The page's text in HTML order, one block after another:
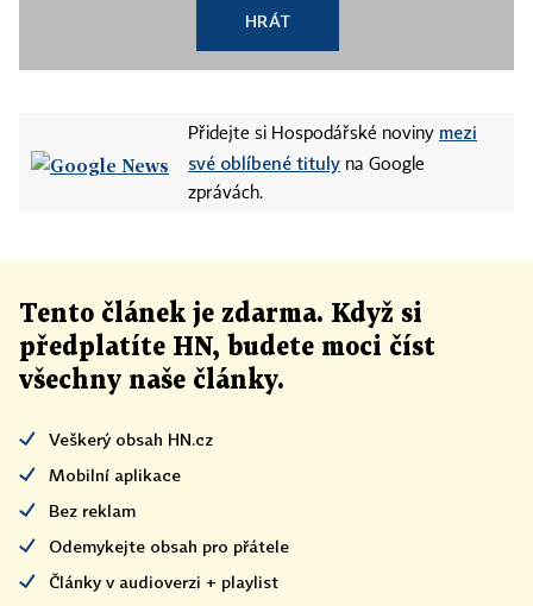
HRÁT
Přidejte si Hospodářské noviny mezi
své oblíbené tituly na Google
zprávách.
Tento článek je zdarma. Když si
předplatíte HN, budete moci číst
všechny naše články.
Veškerý obsah HN.cz
Mobilní aplikace
Bez reklam
Odemykejte obsah pro přátele
Články v audioverzi + playlist